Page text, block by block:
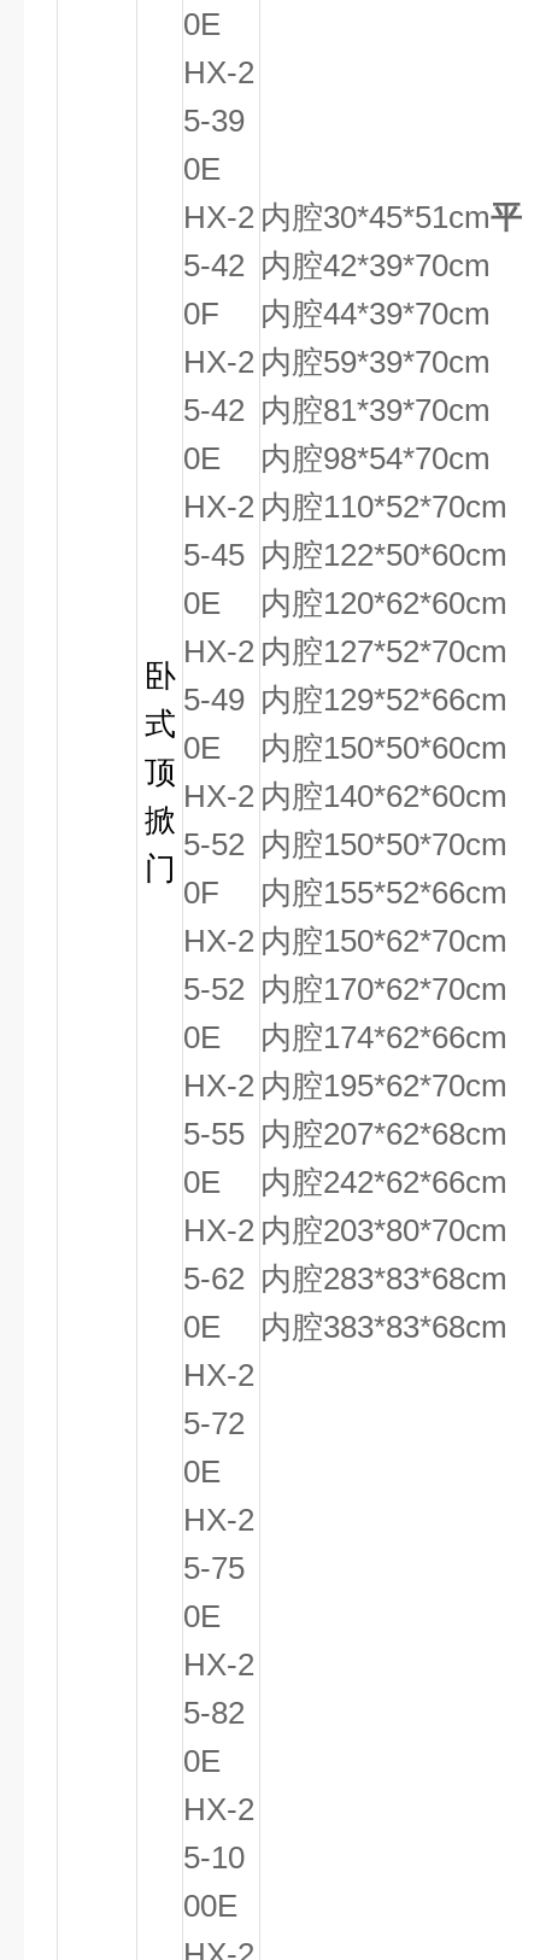
卧
式
顶
掀
门
0E
HX-2
5-39
0E
HX-2
5-42
0F
HX-2
5-42
0E
HX-2
5-45
0E
HX-2
5-49
0E
HX-2
5-52
0F
HX-2
5-52
0E
HX-2
5-55
0E
HX-2
5-62
0E
HX-2
5-72
0E
HX-2
5-75
0E
HX-2
5-82
0E
HX-2
5-10
00E
内腔30*45*51cm平
内腔42*39*70cm
内腔44*39*70cm
内腔59*39*70cm
内腔81*39*70cm
内腔98*54*70cm
内腔110*52*70cm
内腔122*50*60cm
内腔120*62*60cm
内腔127*52*70cm
内腔129*52*66cm
内腔150*50*60cm
内腔140*62*60cm
内腔150*50*70cm
内腔155*52*66cm
内腔150*62*70cm
内腔170*62*70cm
内腔174*62*66cm
内腔195*62*70cm
内腔207*62*68cm
内腔242*62*66cm
内腔203*80*70cm
内腔283*83*68cm
内腔383*83*68cm